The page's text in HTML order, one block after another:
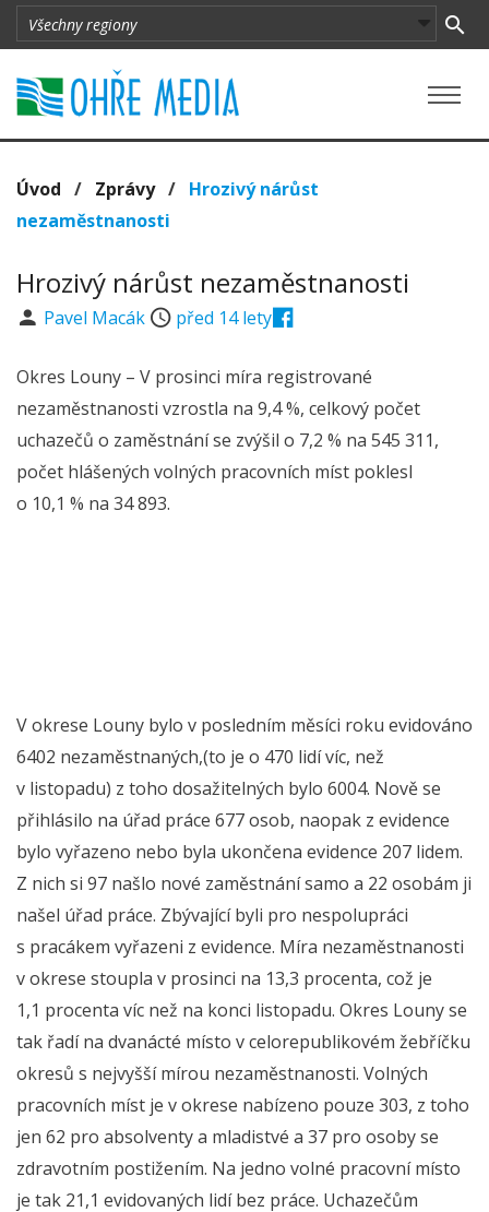
Úvod / Zprávy/ Hrozivý nárůst
nezaměstnanosti
Hrozivý nárůst nezaměstnanosti
Pavel Macák před 14 lety
Okres Louny – V prosinci míra registrované
nezaměstnanosti vzrostla na 9,4 %, celkový počet
uchazečů o zaměstnání se zvýšil o 7,2 % na 545 311,
počet hlášených volných pracovních míst poklesl
o 10,1 % na 34 893.
V okrese Louny bylo v posledním měsíci roku evidováno
6402 nezaměstnaných,(to je o 470 lidí víc, než
v listopadu) z toho dosažitelných bylo 6004. Nově se
přihlásilo na úřad práce 677 osob, naopak z evidence
bylo vyřazeno nebo byla ukončena evidence 207 lidem.
Z nich si 97 našlo nové zaměstnání samo a 22 osobám ji
našel úřad práce. Zbývající byli pro nespolupráci
s pracákem vyřazeni z evidence. Míra nezaměstnanosti
v okrese stoupla v prosinci na 13,3 procenta, což je
1,1 procenta víc než na konci listopadu. Okres Louny se
tak řadí na dvanácté místo v celorepublikovém žebříčku
okresů s nejvyšší mírou nezaměstnanosti. Volných
pracovních míst je v okrese nabízeno pouze 303, z toho
jen 62 pro absolventy a mladistvé a 37 pro osoby se
zdravotním postižením. Na jedno volné pracovní místo
je tak 21,1 evidovaných lidí bez práce. Uchazečům